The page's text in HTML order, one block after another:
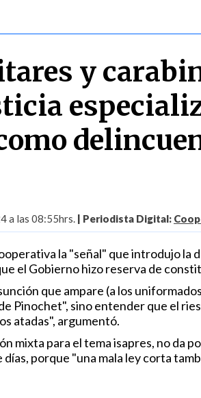
y
a las 08:55hrs. | Periodista Digital:
la "señal" que introdujo la
el Gobierno hizo reserva de
que ampare (a los
Pinochet", sino entender que el
atadas", argumentó.
mixta para el tema isapres, no da
porque "una mala ley corta